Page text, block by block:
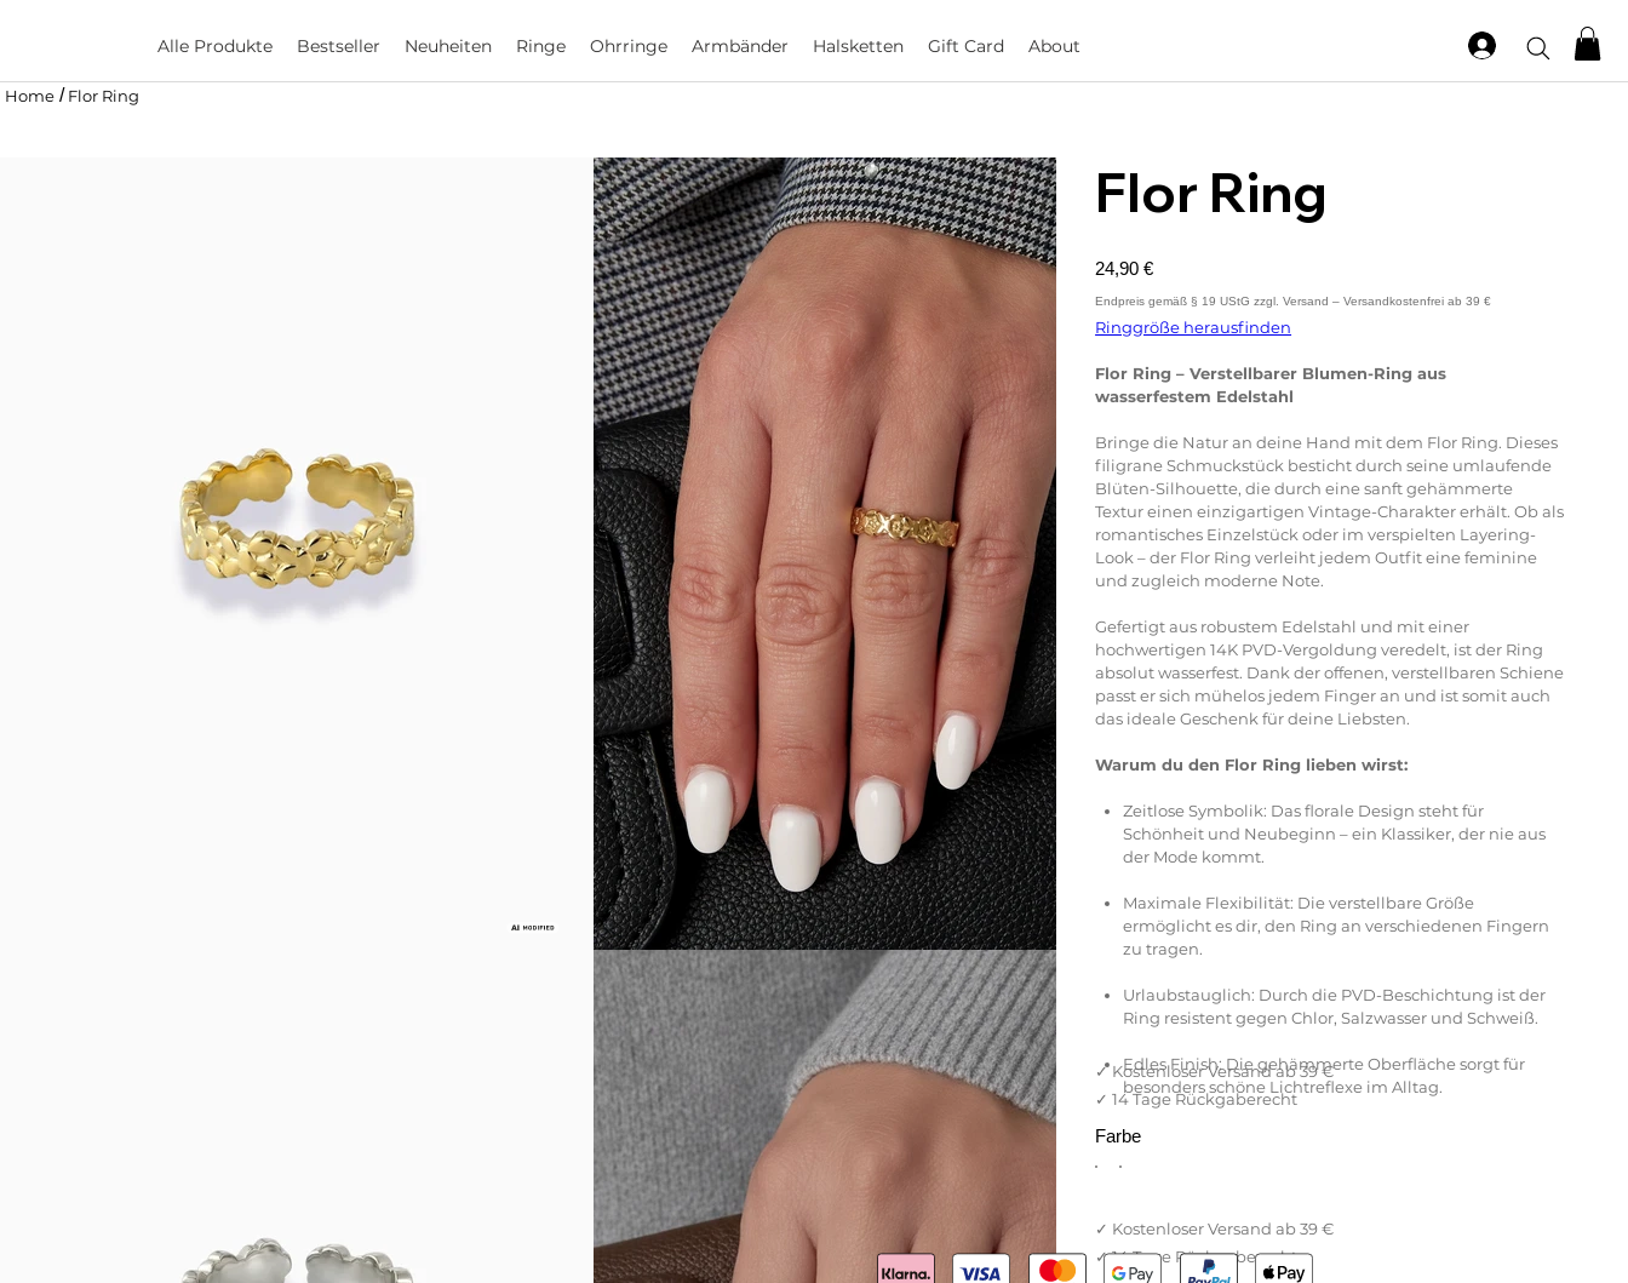
Alle Produkte Bestseller Neuheiten Ringe Ohrringe Armbänder Halsketten Gift Card About
Home / Flor Ring
Flor Ring
Preis
24,90 €
Ringgröße herausfinden
Flor Ring – Verstellbarer Blumen-Ring aus
wasserfestem Edelstahl
Bringe die Natur an deine Hand mit dem Flor Ring. Dieses
filigrane Schmuckstück besticht durch seine umlaufende
Blüten-Silhouette, die durch eine sanft gehämmerte
Textur einen einzigartigen Vintage-Charakter erhält. Ob als
romantisches Einzelstück oder im verspielten Layering-
Look – der Flor Ring verleiht jedem Outfit eine feminine
und zugleich moderne Note.
Gefertigt aus robustem Edelstahl und mit einer
hochwertigen 14K PVD-Vergoldung veredelt, ist der Ring
absolut wasserfest. Dank der offenen, verstellbaren Schiene
passt er sich mühelos jedem Finger an und ist somit auch
das ideale Geschenk für deine Liebsten.
Warum du den Flor Ring lieben wirst:
Zeitlose Symbolik: Das florale Design steht für
Schönheit und Neubeginn – ein Klassiker, der nie aus
der Mode kommt.
Maximale Flexibilität: Die verstellbare Größe
ermöglicht es dir, den Ring an verschiedenen Fingern
zu tragen.
Urlaubstauglich: Durch die PVD-Beschichtung ist der
Ring resistent gegen Chlor, Salzwasser und Schweiß.
Edles Finish: Die gehämmerte Oberfläche sorgt für
besonders schöne Lichtreflexe im Alltag.
Farbe